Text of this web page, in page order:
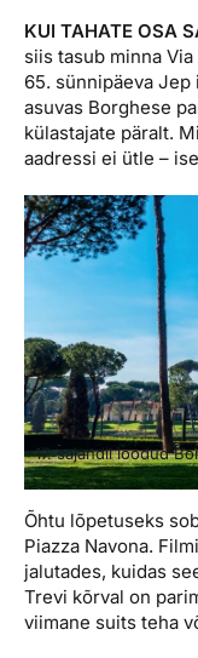
KUI TAHATE OSA
siis tasub minna
65. sünnipäeva Jep
asuvas Borghese
külastajate päralt.
aadressi ei ütle –
17. sajandil loodud
Õhtu lõpetuseks
Piazza Navona.
jalutades, kuidas
Trevi kõrval on
viimane suits teha